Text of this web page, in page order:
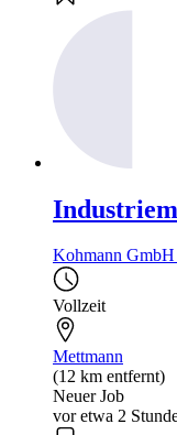
Kohmann
Vollzeit
Mettmann
(12 km entfernt)
Neuer Job
vor etwa 2